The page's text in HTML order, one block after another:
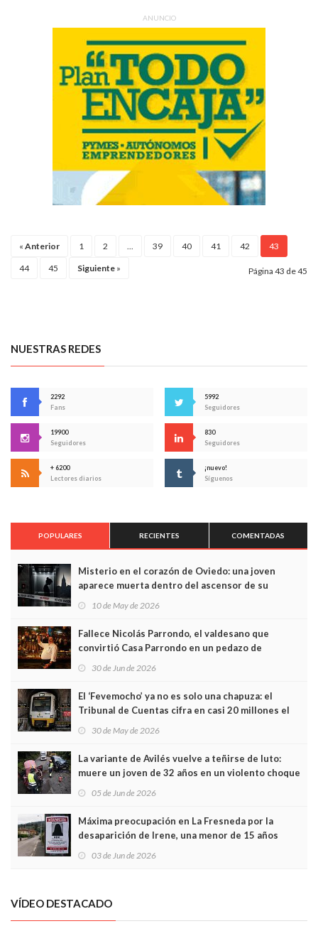
ANUNCIO
« Anterior 1 2 ... 39 40 41 42 43
44 45 Siguiente » Página 43 de 45
NUESTRAS REDES
2292
Fans
5992
Seguidores
19900
Seguidores
830
Seguidores
+ 6200
Lectores diarios
¡nuevo!
Síguenos
POPULARES RECIENTES COMENTADAS
Misterio en el corazón de Oviedo: una joven
aparece muerta dentro del ascensor de su
edificio y las cámaras captan sus últimos minutos
10 de May de 2026
Fallece Nicolás Parrondo, el valdesano que
convirtió Casa Parrondo en un pedazo de
Asturias en Madrid
30 de Jun de 2026
El ‘Fevemocho’ ya no es solo una chapuza: el
Tribunal de Cuentas cifra en casi 20 millones el
sobrecoste de los trenes que no cabían por los
30 de May de 2026
La variante de Avilés vuelve a teñirse de luto:
muere un joven de 32 años en un violento choque
frontal
05 de Jun de 2026
Máxima preocupación en La Fresneda por la
desaparición de Irene, una menor de 15 años
03 de Jun de 2026
VÍDEO DESTACADO